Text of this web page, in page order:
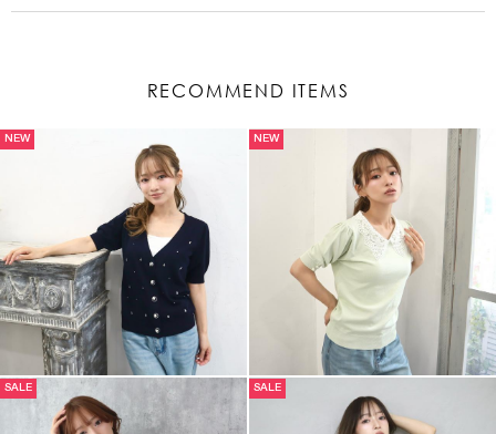
RECOMMEND ITEMS
NEW NEW
SALE SALE